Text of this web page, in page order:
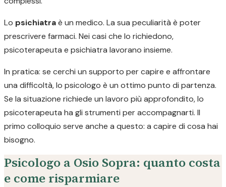
Lo psichiatraè un medico. La sua peculiarità è poter
prescrivere farmaci. Nei casi che lo richiedono,
psicoterapeuta e psichiatra lavorano insieme.
In pratica: se cerchi un supporto per capire e affrontare
una difficoltà, lo psicologo è un ottimo punto di partenza.
Se la situazione richiede un lavoro più approfondito, lo
psicoterapeuta ha gli strumenti per accompagnarti. Il
primo colloquio serve anche a questo: a capire di cosa hai
bisogno.
Psicologo a Osio Sopra: quanto costa
e come risparmiare